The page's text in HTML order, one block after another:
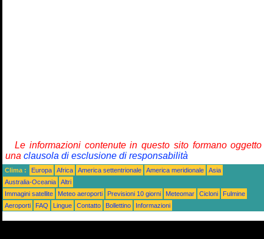
Le informazioni contenute in questo sito formano
una clausola di esclusione di responsabilità
Clima : Europa Africa America settentrionale America meridionale
Asia
Australia-Oceania
Altri
Immagini satellite
Meteo aeroporti Previsioni 10 giorni Meteomar Cicloni
Fulmine
Aeroporti
FAQ Lingue Contatto Bollettino Informazioni